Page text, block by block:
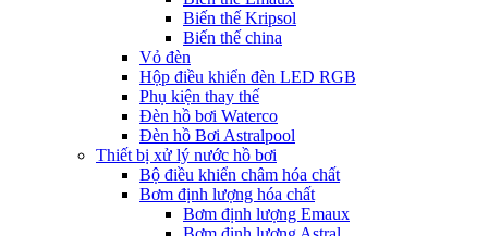
Biến thế Kripsol
Biến thế china
Vỏ đèn
Hộp điều khiển đèn LED RGB
Phụ kiện thay thế
Đèn hồ bơi Waterco
Đèn hồ Bơi Astralpool
Thiết bị xử lý nước hồ bơi
Bộ điều khiển châm hóa chất
Bơm định lượng hóa chất
Bơm định lượng Emaux